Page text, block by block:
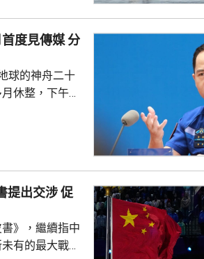
一輪國際對
活質素，以及
揮的...
見傳媒 分
球的神舟二十
休整，下午在
，其間完成3
飛船遭受太空
調整、乘組換
，整套...
出交涉 促
》，繼續指中
有的最大戰略